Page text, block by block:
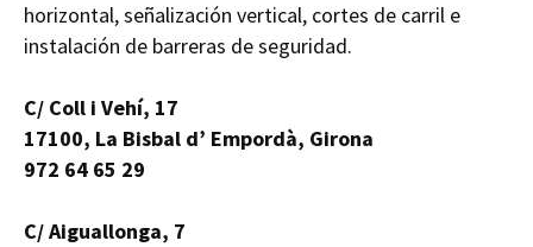
horizontal, señalización vertical, cortes de carril e
instalación de barreras de seguridad.
C/ Coll i Vehí, 17
17100, La Bisbal d’ Empordà, Girona
972 64 65 29
C/ Aiguallonga, 7